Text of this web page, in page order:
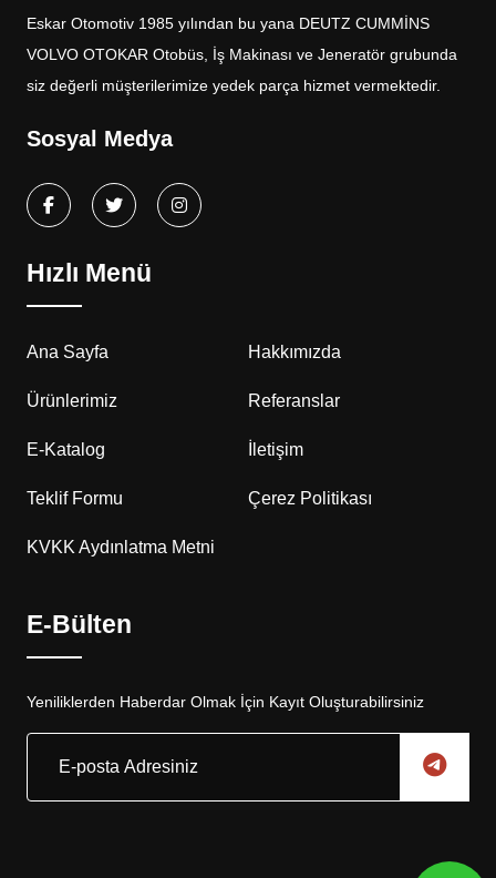
Eskar Otomotiv 1985 yılından bu yana DEUTZ CUMMİNS
VOLVO OTOKAR Otobüs, İş Makinası ve Jeneratör grubunda
siz değerli müşterilerimize yedek parça hizmet vermektedir.
Sosyal Medya
Hızlı Menü
Ana Sayfa Hakkımızda
Ürünlerimiz Referanslar
E-Katalog İletişim
Teklif Formu Çerez Politikası
KVKK Aydınlatma Metni
E-Bülten
Yeniliklerden Haberdar Olmak İçin Kayıt Oluşturabilirsiniz